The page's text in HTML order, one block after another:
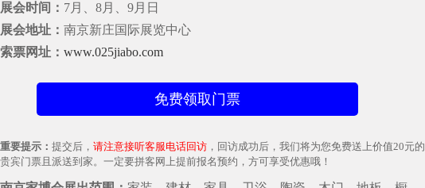
展会时间： 7月、8月、9月日
展会地址： 南京新庄国际展览中心
索票网址： www.025jiabo.com
重要提示： 提交后， 请注意接听客服电话回访 ，回访成功后，我们将为您免费送上价值20元的
贵宾门票且派送到家。一定要拼客网上提前报名预约，方可享受优惠哦！